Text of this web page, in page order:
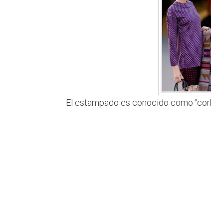
El estampado es conocido como